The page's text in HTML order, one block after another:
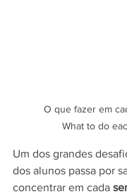
O que fazer em
What to do
Um dos grandes
dos alunos passa por
concentrar em cada